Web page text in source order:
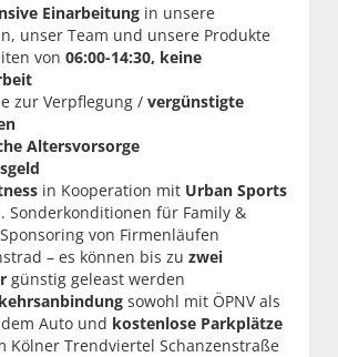
Einarbeitung in unsere
unser Team und unsere Produkte
von 06:00-14:30, keine
zur Verpflegung / vergünstigte
Altersvorsorge
in Kooperation mit Urban Sports
Sonderkonditionen für Family &
von Firmenläufen
– es können bis zu zwei
günstig geleast werden
sowohl mit ÖPNV als
Auto und kostenlose Parkplätze
Kölner Trendviertel Schanzenstraße